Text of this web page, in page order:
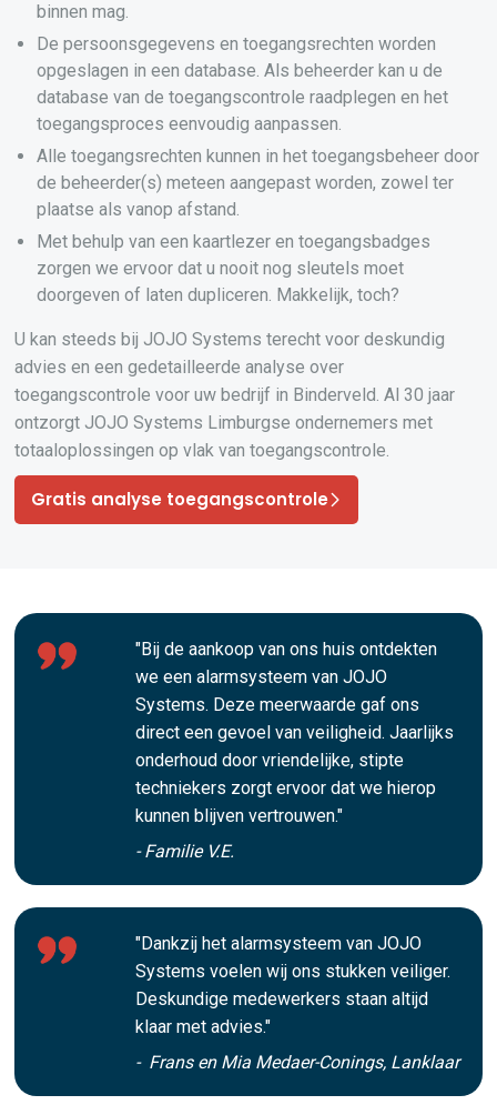
binnen mag.
De persoonsgegevens en toegangsrechten worden
opgeslagen in een database. Als beheerder kan u de
database van de toegangscontrole raadplegen en het
toegangsproces eenvoudig aanpassen.
Alle toegangsrechten kunnen in het toegangsbeheer door
de beheerder(s) meteen aangepast worden, zowel ter
plaatse als vanop afstand.
Met behulp van een kaartlezer en toegangsbadges
zorgen we ervoor dat u nooit nog sleutels moet
doorgeven of laten dupliceren. Makkelijk, toch?
U kan steeds bij JOJO Systems terecht voor deskundig
advies en een gedetailleerde analyse over
toegangscontrole voor uw bedrijf in Binderveld. Al 30 jaar
ontzorgt JOJO Systems Limburgse ondernemers met
totaaloplossingen op vlak van toegangscontrole.
Gratis analyse toegangscontrole
"Bij de aankoop van ons huis ontdekten
we een alarmsysteem van JOJO
Systems. Deze meerwaarde gaf ons
direct een gevoel van veiligheid. Jaarlijks
onderhoud door vriendelijke, stipte
techniekers zorgt ervoor dat we hierop
kunnen blijven vertrouwen."
- Familie V.E.
"Dankzij het alarmsysteem van JOJO
Systems voelen wij ons stukken veiliger.
Deskundige medewerkers staan altijd
klaar met advies."
- Frans en Mia Medaer-Conings, Lanklaar